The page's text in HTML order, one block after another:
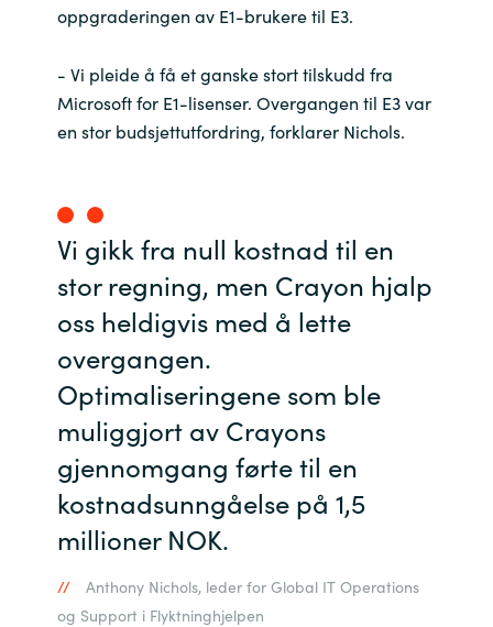
oppgraderingen av E1-brukere til E3.
- Vi pleide å få et ganske stort tilskudd fra
Microsoft for E1-lisenser. Overgangen til E3 var
en stor budsjettutfordring, forklarer Nichols.
Vi gikk fra null kostnad til en
stor regning, men Crayon hjalp
oss heldigvis med å lette
overgangen.
Optimaliseringene som ble
muliggjort av Crayons
gjennomgang førte til en
kostnadsunngåelse på 1,5
millioner NOK.
Anthony Nichols, leder for Global IT Operations
og Support i Flyktninghjelpen